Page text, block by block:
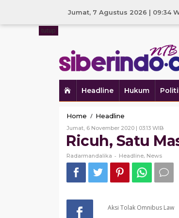
Jumat, 7 Agustus 2026 | 09:34
Headline Hukum
tutup
Home / Headline
Satu
Massa
Aksi
Tangan
Jumat, 6 November 2020 | 03:13 WIBOleh
Ricuh, Satu
Radarmandalika - Headline, News
Aksi Tolak Omnibus Law